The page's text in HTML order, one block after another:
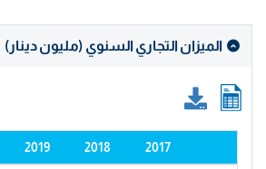
الميزان التجاري السنوي (مليون دينار)
2017
2018
2019